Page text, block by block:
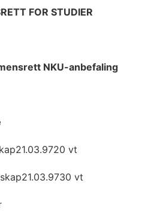
FOR STUDIER
NKU-anbefaling
vt
vt